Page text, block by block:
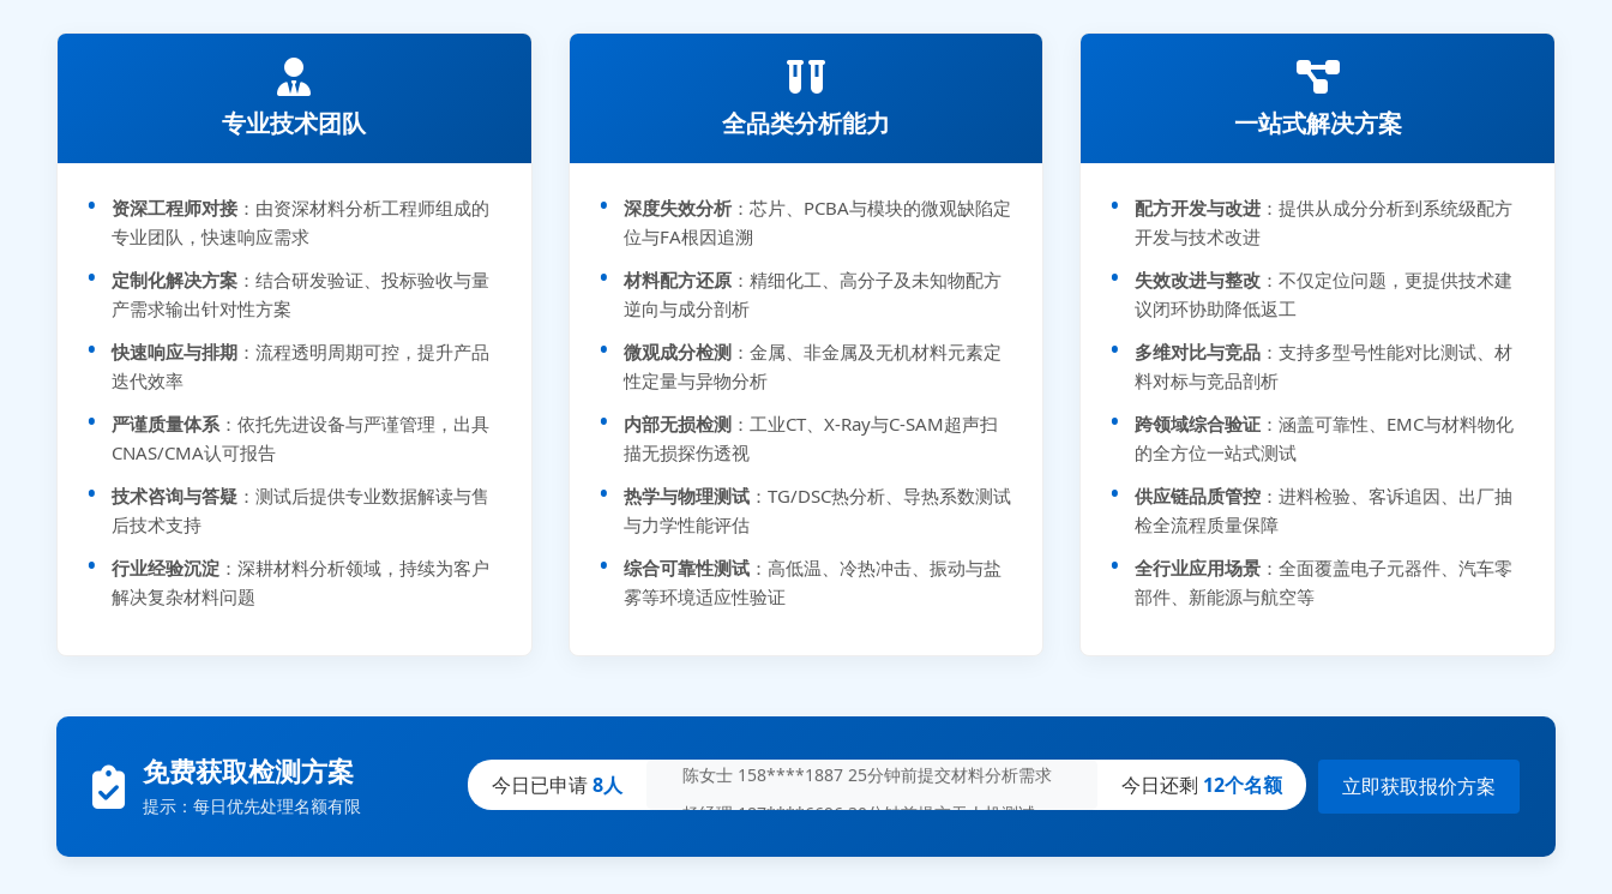
专业技术团队
资深工程师对接 ：由资深材料分析工程师组成的
专业团队，快速响应需求
定制化解决方案 ：结合研发验证、投标验收与量
产需求输出针对性方案
快速响应与排期 ：流程透明周期可控，提升产品
迭代效率
严谨质量体系：依托先进设备与严谨管理，出具
CNAS/CMA认可报告
技术咨询与答疑 ：测试后提供专业数据解读与售
后技术支持
行业经验沉淀 ：深耕材料分析领域，持续为客户
解决复杂材料问题
全品类分析能力
深度失效分析：芯片、PCBA与模块的微观缺陷定
位与FA根因追溯
材料配方还原：精细化工、高分子及未知物配方
逆向与成分剖析
微观成分检测 ：金属、非金属及无机材料元素定
性定量与异物分析
内部无损检测 ：工业CT、X-Ray与C-SAM超声扫
描无损探伤透视
热学与物理测试：TG/DSC热分析、导热系数测试
与力学性能评估
综合可靠性测试：高低温、冷热冲击、振动与盐
雾等环境适应性验证
一站式解决方案
配方开发与改进 ：提供从成分分析到系统级配方
开发与技术改进
失效改进与整改 ：不仅定位问题，更提供技术建
议闭环协助降低返工
多维对比与竞品 ：支持多型号性能对比测试、材
料对标与竞品剖析
跨领域综合验证 ：涵盖可靠性、EMC与材料物化
的全方位一站式测试
供应链品质管控 ：进料检验、客诉追因、出厂抽
检全流程质量保障
全行业应用场景 ：全面覆盖电子元器件、汽车零
部件、新能源与航空等
免费获取检测方案
提示：每日优先处理名额有限
今日已申请8人
张先生 138****5889 刚刚提交EMC报价需求
李女士 159****5393 3分钟前提交可靠性测试需求
刘先生 139****7889 18分钟前提交防爆测试需求
杨经理 187****6696 30分钟前提交无人机测试需求
今日还剩 12个名额 立即获取报价方案